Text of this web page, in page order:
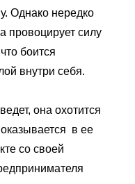
Однако нередко
провоцирует силу
боится
внутри себя.
она охотится
в ее
со своей